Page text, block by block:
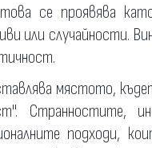
се проявява
или случайности.
мястото,
Странностите,
подходи,